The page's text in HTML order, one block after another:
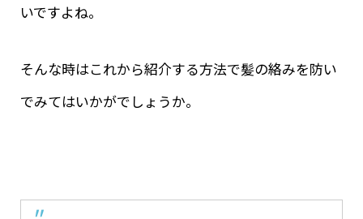
いですよね。
そんな時はこれから紹介する方法で髪の絡みを防い
でみてはいかがでしょうか。